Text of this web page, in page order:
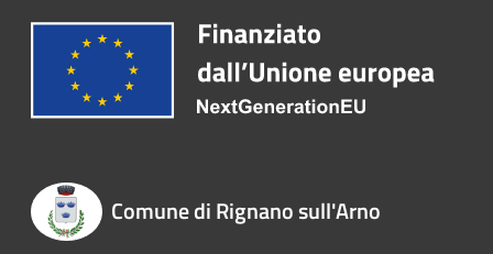
Comune di Rignano sull'Arno